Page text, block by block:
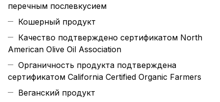
перечным послевкусием
Кошерный продукт
Качество подтверждено сертификатом North
American Olive Oil Association
Органичность продукта подтверждена
сертификатом California Certified Organic Farmers
Веганский продукт